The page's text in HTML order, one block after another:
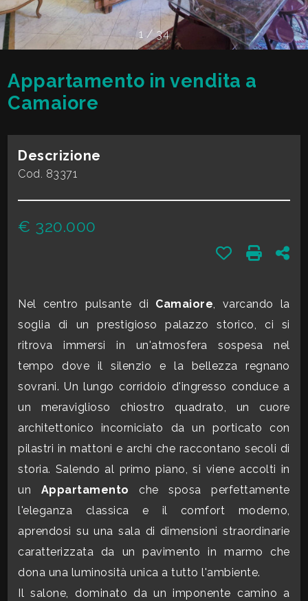
1 / 34
Appartamento in vendita a
Camaiore
Descrizione
Cod. 83371
€ 320.000
Stampa:
Preferiti: Cod.
Nel centro pulsante di Camaiore, varcando la
soglia di un prestigioso palazzo storico, ci si
ritrova immersi in un'atmosfera sospesa nel
tempo dove il silenzio e la bellezza regnano
sovrani. Un lungo corridoio d'ingresso conduce a
un meraviglioso chiostro quadrato, un cuore
architettonico incorniciato da un porticato con
pilastri in mattoni e archi che raccontano secoli di
storia. Salendo al primo piano, si viene accolti in
un Appartamento che sposa perfettamente
l'eleganza classica e il comfort moderno,
aprendosi su una sala di dimensioni straordinarie
caratterizzata da un pavimento in marmo che
dona una luminosità unica a tutto l'ambiente.
Il salone, dominato da un imponente camino a
VALE
CASA?
DIVENTA
UN
LAVORA
CONTATTI
Provincia
Comune
multiscelta
Residenziali
Commerciali
Industriali
Terreni
Prezzo